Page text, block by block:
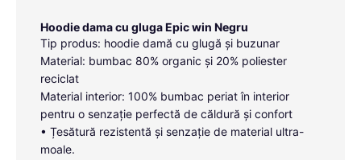
Hoodie dama cu gluga Epic win Negru
Tip produs: hoodie damă cu glugă și buzunar
Material: bumbac 80% organic și 20% poliester
reciclat
Material interior: 100% bumbac periat în interior
pentru o senzație perfectă de căldură și confort
• Țesătură rezistentă și senzație de material ultra-
moale.